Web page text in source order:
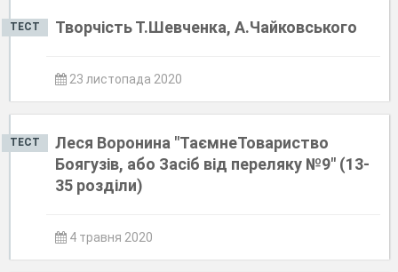
ТЕСТ Творчість Т.Шевченка, А.Чайковського
23 листопада 2020
ТЕСТ
Леся Воронина "ТаємнеТовариство
Боягузів, або Засіб від переляку №9" (13-
35 розділи)
4 травня 2020